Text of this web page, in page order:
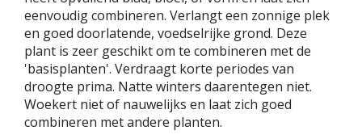
eenvoudig combineren. Verlangt een zonnige plek
en goed doorlatende, voedselrijke grond. Deze
plant is zeer geschikt om te combineren met de
'basisplanten'. Verdraagt korte periodes van
droogte prima. Natte winters daarentegen niet.
Woekert niet of nauwelijks en laat zich goed
combineren met andere planten.